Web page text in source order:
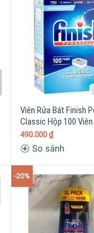
Viên Rửa Bát Finish
Classic Hộp 100 Viên
490.000 ₫
So sánh
-20%